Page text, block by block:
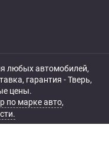
любых автомобилей,
гарантия - Тверь,
цены.
по марке авто,